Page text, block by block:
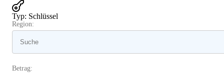
Typ: Schlüssel
Region:
Betrag: